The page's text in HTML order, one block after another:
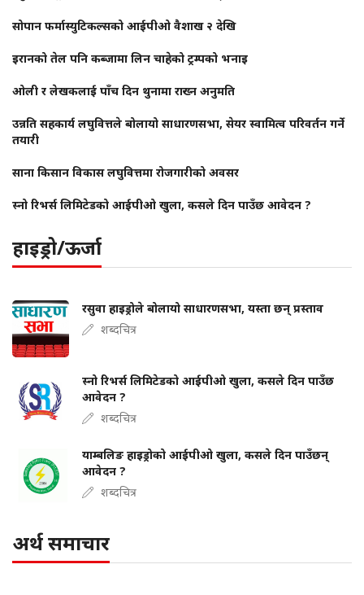
सोपान फर्मास्युटिकल्सको आईपीओ वैशाख २ देखि
इरानको तेल पनि कब्जामा लिन चाहेको ट्रम्पको भनाइ
ओली र लेखकलाई पाँच दिन थुनामा राख्न अनुमति
उन्नति सहकार्य लघुवित्तले बोलायो साधारणसभा, सेयर स्वामित्व परिवर्तन गर्ने
तयारी
साना किसान विकास लघुवित्तमा रोजगारीको अवसर
स्नो रिभर्स लिमिटेडको आईपीओ खुला, कसले दिन पाउँछ आवेदन ?
हाइड्रो/ऊर्जा
रसुवा हाइड्रोले बोलायो साधारणसभा, यस्ता छन् प्रस्ताव
शब्दचित्र
स्नो रिभर्स लिमिटेडको आईपीओ खुला, कसले दिन पाउँछ
आवेदन ?
शब्दचित्र
याम्बलिङ हाइड्रोको आईपीओ खुला, कसले दिन पाउँछन्
आवेदन ?
शब्दचित्र
अर्थ समाचार